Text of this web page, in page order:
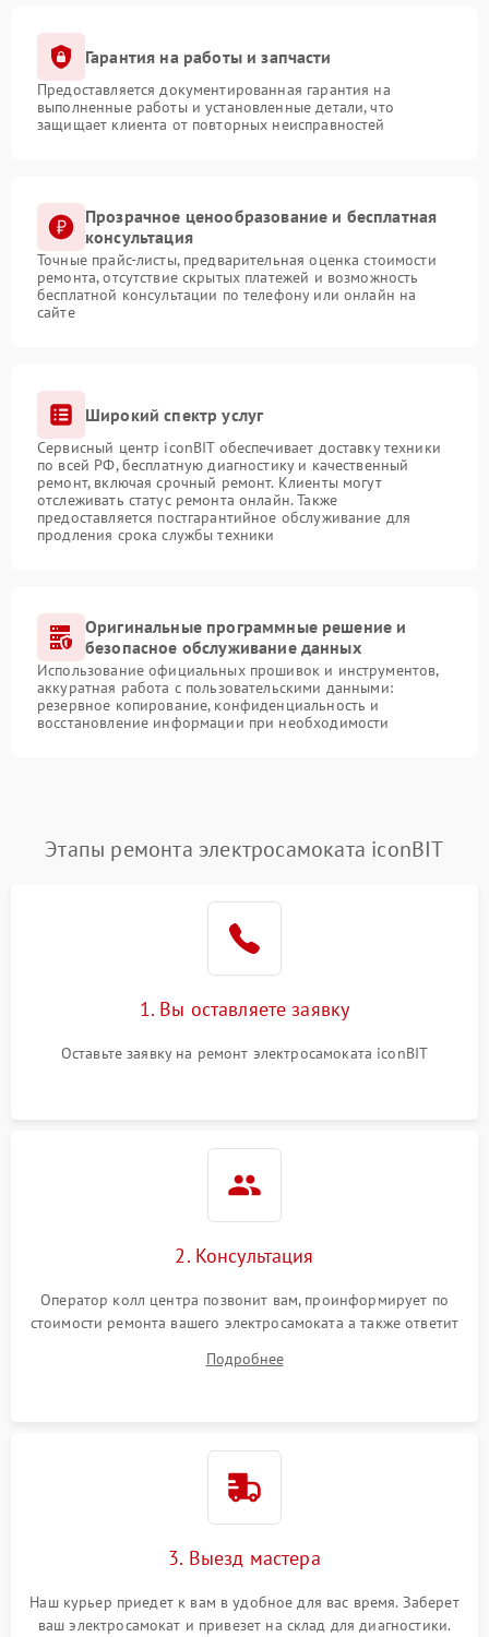
Гарантия на работы и запчасти
Предоставляется документированная гарантия на
выполненные работы и установленные детали, что
защищает клиента от повторных неисправностей
Прозрачное ценообразование и бесплатная
консультация
Точные прайс-листы, предварительная оценка стоимости
ремонта, отсутствие скрытых платежей и возможность
бесплатной консультации по телефону или онлайн на
сайте
Широкий спектр услуг
Сервисный центр iconBIT обеспечивает доставку техники
по всей РФ, бесплатную диагностику и качественный
ремонт, включая срочный ремонт. Клиенты могут
отслеживать статус ремонта онлайн. Также
предоставляется постгарантийное обслуживание для
продления срока службы техники
Оригинальные программные решение и
безопасное обслуживание данных
Использование официальных прошивок и инструментов,
аккуратная работа с пользовательскими данными:
резервное копирование, конфиденциальность и
восстановление информации при необходимости
Этапы ремонта электросамоката iconBIT
1. Вы оставляете заявку
Оставьте заявку на ремонт электросамоката iconBIT
2. Консультация
Оператор колл центра позвонит вам, проинформирует по
стоимости ремонта вашего электросамоката а также ответит
Подробнее
3. Выезд мастера
Наш курьер приедет к вам в удобное для вас время. Заберет
ваш электросамокат и привезет на склад для диагностики.